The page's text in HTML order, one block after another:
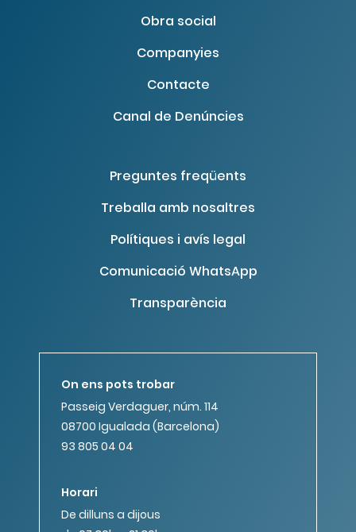
Obra social
Companyies
Contacte
Canal de Denúncies
Preguntes freqüents
Treballa amb nosaltres
Polítiques i avís legal
Comunicació WhatsApp
Transparència
On ens pots trobar
Passeig Verdaguer, núm. 114
08700 Igualada (Barcelona)
93 805 04 04
Horari
De dilluns a dijous